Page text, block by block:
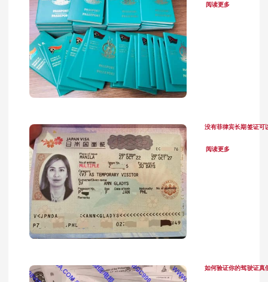
阅读更多
没有菲律宾长期签证可
阅读更多
如何验证你的驾驶证真